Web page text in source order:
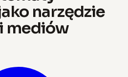
narzędzie
mediów